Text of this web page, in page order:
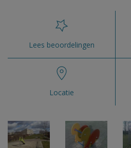
Lees beoordelingen
Locatie